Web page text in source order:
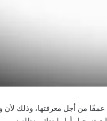
عمقًا من أجل معرفتها، وذلك لأن